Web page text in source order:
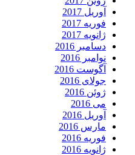
آوریل 2017
فوریه 2017
ژانویه 2017
دسامبر 2016
نوامبر 2016
آگوست 2016
جولای 2016
ژوئن 2016
می 2016
آوریل 2016
مارس 2016
فوریه 2016
ژانویه 2016